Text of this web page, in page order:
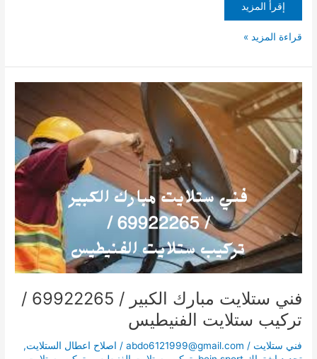
إقرأ المزيد
قراءة المزيد »
فني ستلايت مبارك الكبير / 69922265 /
تركيب ستلايت الفنيطيس
فني ستلايت /
abdo6121999@gmail.com
/ اصلاح اعطال الستلايت,
فني
ستلايت
مبارك
الكبير
/
69922265
/
تركيب
ستلايت
الفنيطيس